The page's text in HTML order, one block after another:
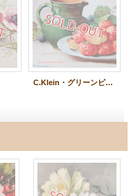
C.Klein・グリーンピッチャーと苺